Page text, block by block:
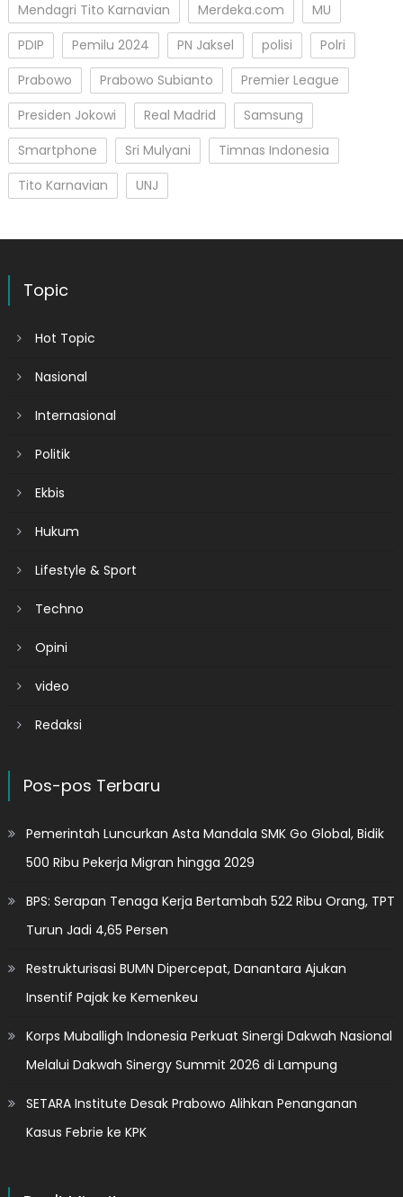
Mendagri Tito Karnavian
Merdeka.com
MU
PDIP
Pemilu 2024 PN Jaksel polisi
Polri
Prabowo
Prabowo Subianto
Premier League
Presiden Jokowi
Real Madrid
Samsung
Smartphone
Sri Mulyani
Timnas Indonesia
Tito Karnavian
UNJ
Topic
Hot Topic
Nasional
Internasional
Politik
Ekbis
Hukum
Lifestyle & Sport
Techno
Opini
video
Redaksi
Pos-pos Terbaru
Pemerintah Luncurkan Asta Mandala SMK Go Global, Bidik
500 Ribu Pekerja Migran hingga 2029
BPS: Serapan Tenaga Kerja Bertambah 522 Ribu Orang, TPT
Turun Jadi 4,65 Persen
Restrukturisasi BUMN Dipercepat, Danantara Ajukan
Insentif Pajak ke Kemenkeu
Korps Muballigh Indonesia Perkuat Sinergi Dakwah Nasional
Melalui Dakwah Sinergy Summit 2026 di Lampung
SETARA Institute Desak Prabowo Alihkan Penanganan
Kasus Febrie ke KPK